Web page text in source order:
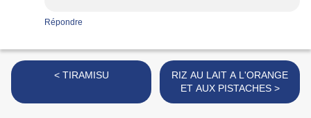
Répondre
< TIRAMISU
RIZ AU LAIT A L'ORANGE
ET AUX PISTACHES >